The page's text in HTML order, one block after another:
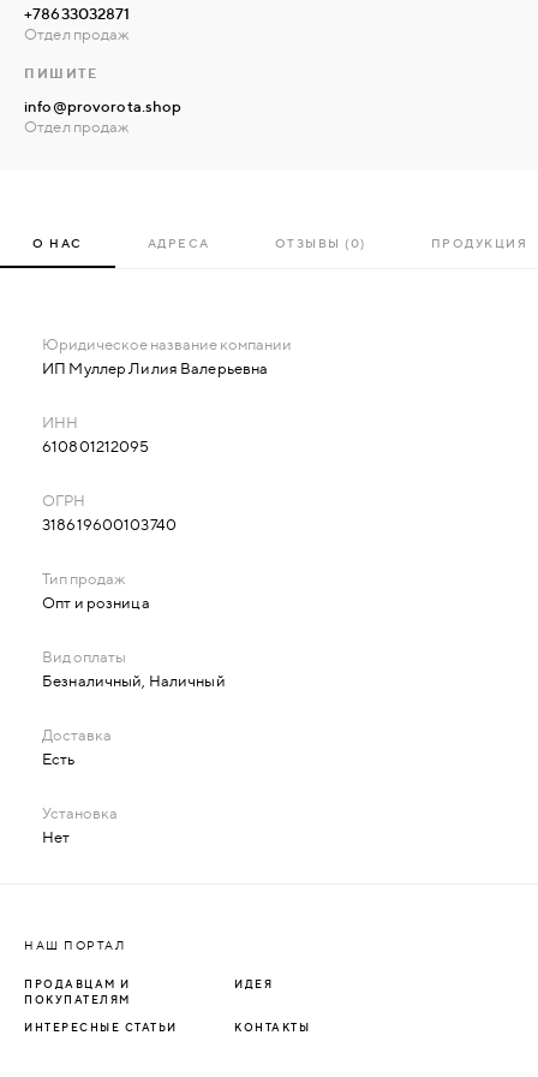
+78633032871
Отдел продаж
ПИШИТЕ
info@provorota.shop
Отдел продаж
О НАС АДРЕСА ОТЗЫВЫ (0) ПРОДУКЦИЯ
ИП Муллер Лилия Валерьевна
610801212095
318619600103740
Опт и розница
Безналичный, Наличный
Есть
Нет
НАШ ПОРТАЛ
ПРОДАВЦАМ И
ПОКУПАТЕЛЯМ
ИДЕЯ
ИНТЕРЕСНЫЕ СТАТЬИ КОНТАКТЫ